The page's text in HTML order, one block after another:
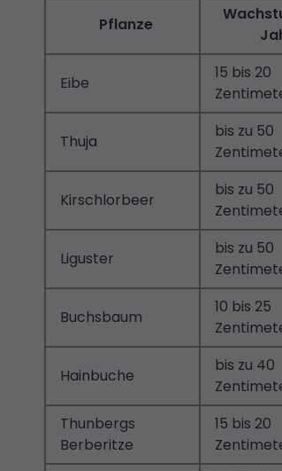
Pflanze
Eibe
15 bis 20
Thuja
bis zu 50
Kirschlorbeer
bis zu 50
Liguster
bis zu 50
Buchsbaum
10 bis 25
Hainbuche
bis zu 40
Thunbergs
Berberitze
15 bis 20